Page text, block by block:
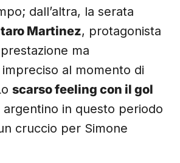
dall’altra, la serata
Martinez, protagonista
ma
al momento di
scarso feeling con il gol
in questo periodo
cruccio per Simone